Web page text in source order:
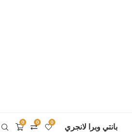
بانتي وبرا لانجري 0 0 0